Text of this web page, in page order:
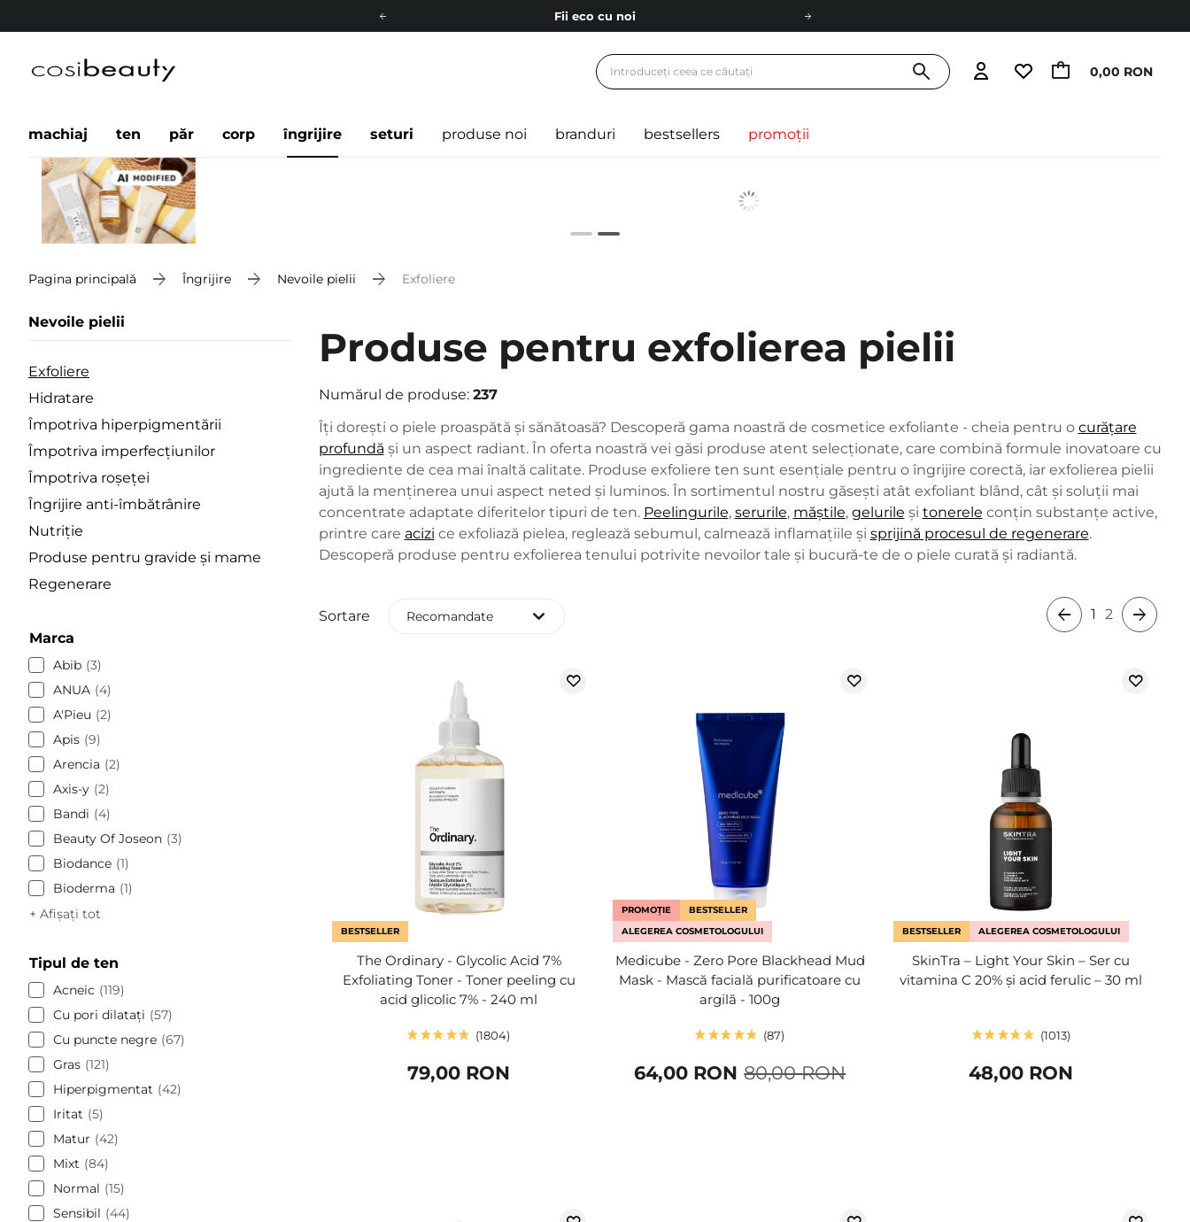
Fii eco cu noi
Livrare mai ieftină pentru comenzile de la 150 RON! 0,00 RON
machiaj ten păr corp îngrijire seturi produse noi branduri bestsellers promoții
Pagina principală Îngrijire Nevoile pielii Exfoliere
Nevoile pielii
Exfoliere
Hidratare
Împotriva hiperpigmentării
Împotriva imperfecțiunilor
Împotriva roșeței
Îngrijire anti-îmbătrânire
Nutriție
Produse pentru gravide și mame
Regenerare
Marca
Abib 3
ANUA 4
A'Pieu
2
Apis 9
Arencia
2
Axis-y 2
Bandi
4
Beauty Of Joseon 3
Biodance 1
Bioderma
1
+ Afișați tot
Tipul de ten
Acneic
119
Cu pori dilatați
57
Cu puncte negre 67
Gras 121
Hiperpigmentat
42
Iritat
5
Matur
42
Mixt
84
Normal
15
Sensibil
44
Produse pentru exfolierea pielii
Numărul de produse: 237
Îți dorești o piele proaspătă și sănătoasă? Descoperă gama noastră de cosmetice exfoliante - cheia pentru o curățare
profundă și un aspect radiant. În oferta noastră vei găsi produse atent selecționate, care combină formule inovatoare cu
ingrediente de cea mai înaltă calitate. Produse exfoliere ten sunt esențiale pentru o îngrijire corectă, iar exfolierea pielii
ajută la menținerea unui aspect neted și luminos. În sortimentul nostru găsești atât exfoliant blând, cât și soluții mai
concentrate adaptate diferitelor tipuri de ten. Peelingurile, serurile, măștile, gelurile și tonerele conțin substanțe active,
printre care acizi ce exfoliază pielea, reglează sebumul, calmează inflamațiile și sprijină procesul de regenerare.
Descoperă produse pentru exfolierea tenului potrivite nevoilor tale și bucură-te de o piele curată și radiantă.
Sortare Recomandate 1 2
BESTSELLER
The Ordinary - Glycolic Acid 7%
Exfoliating Toner - Toner peeling cu
acid glicolic 7% - 240 ml
1804
79,00 RON
PROMOȚIE
BESTSELLER
ALEGEREA COSMETOLOGULUI
Medicube - Zero Pore Blackhead Mud
Mask - Mască facială purificatoare cu
argilă - 100g
87
80,00 RON
64,00 RON
BESTSELLER ALEGEREA COSMETOLOGULUI
SkinTra – Light Your Skin – Ser cu
vitamina C 20% și acid ferulic – 30 ml
1013
48,00 RON